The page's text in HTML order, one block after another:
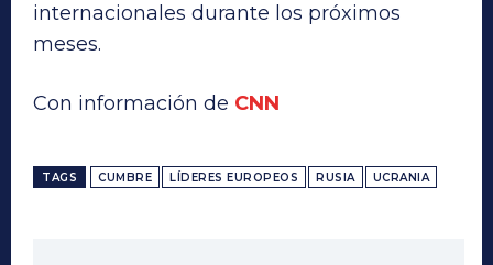
internacionales durante los próximos
meses.
Con información de CNN
TAGS CUMBRE LÍDERES EUROPEOS RUSIA UCRANIA